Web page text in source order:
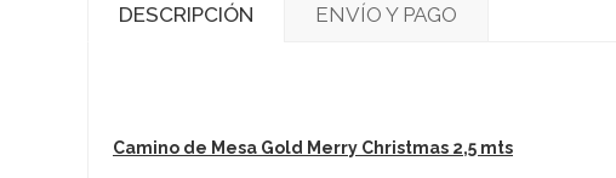
DESCRIPCIÓN ENVÍO Y PAGO
Camino de Mesa Gold Merry Christmas 2,5 mts